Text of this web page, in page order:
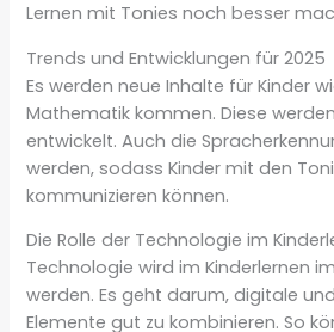
Lernen mit Tonies noch besser
Trends und Entwicklungen für 2025
Es werden neue Inhalte für Kinder
Mathematik kommen. Diese
entwickelt. Auch die
werden, sodass Kinder mit den
kommunizieren können.
Die Rolle der Technologie im
Technologie wird im Kinderlernen
werden. Es geht darum, digitale
Elemente gut zu kombinieren. So